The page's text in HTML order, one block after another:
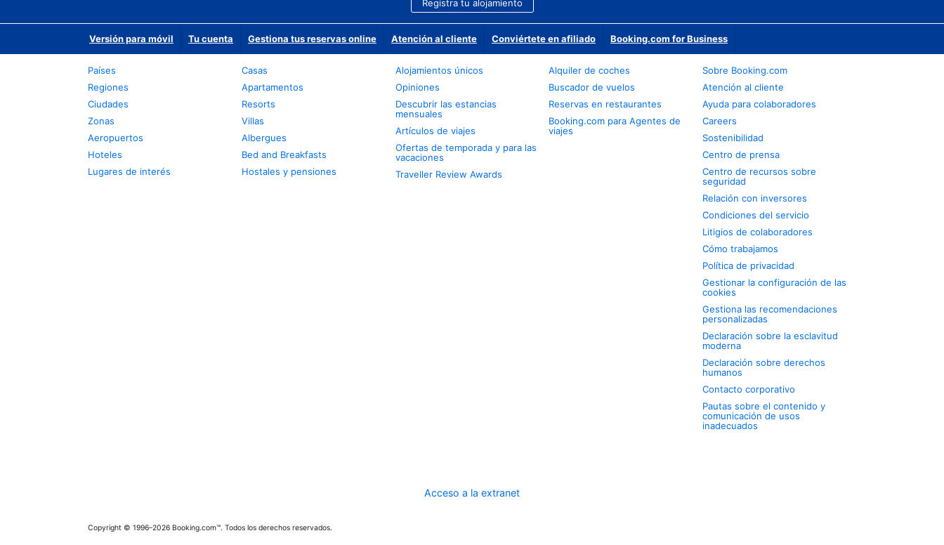
Registra tu alojamiento
Versión para móvil Tu cuenta Gestiona tus reservas online Atención al cliente Conviértete en afiliado Booking.com for Business
Países
Regiones
Ciudades
Zonas
Aeropuertos
Hoteles
Lugares de interés
Casas
Apartamentos
Resorts
Villas
Albergues
Bed and Breakfasts
Hostales y pensiones
Alojamientos únicos
Opiniones
Descubrir las estancias
mensuales
Artículos de viajes
Ofertas de temporada y para las
vacaciones
Traveller Review Awards
Alquiler de coches
Buscador de vuelos
Reservas en restaurantes
Booking.com para Agentes de
viajes
Sobre Booking.com
Atención al cliente
Ayuda para colaboradores
Careers
Sostenibilidad
Centro de prensa
Centro de recursos sobre
seguridad
Relación con inversores
Condiciones del servicio
Litigios de colaboradores
Cómo trabajamos
Política de privacidad
Gestionar la configuración de las
cookies
Gestiona las recomendaciones
personalizadas
Declaración sobre la esclavitud
moderna
Declaración sobre derechos
humanos
Contacto corporativo
Pautas sobre el contenido y
comunicación de usos
inadecuados
Acceso a la extranet
Copyright © 1996–2026 Booking.com™. Todos los derechos reservados.